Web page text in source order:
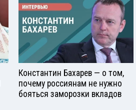
Константин Бахарев — о том,
почему россиянам не нужно
бояться заморозки вкладов